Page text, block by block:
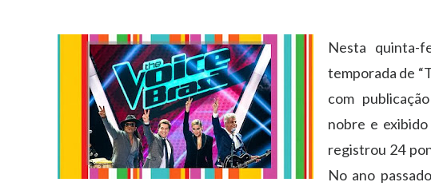
Nesta quinta-
temporada de
com
nobre e exibido
registrou 24
No ano